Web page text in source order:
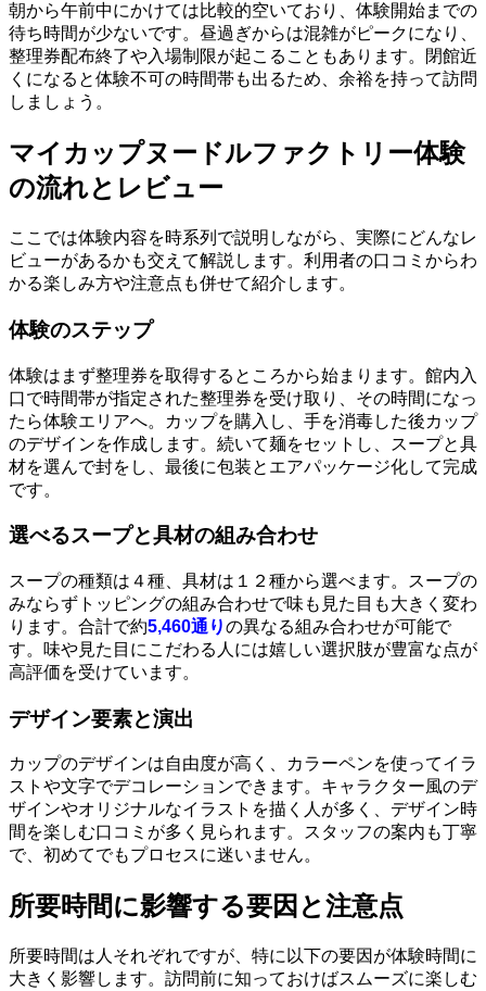
朝から午前中にかけては比較的空いており、体験開始までの
待ち時間が少ないです。昼過ぎからは混雑がピークになり、
整理券配布終了や入場制限が起こることもあります。閉館近
くになると体験不可の時間帯も出るため、余裕を持って訪問
しましょう。
マイカップヌードルファクトリー体験
の流れとレビュー
ここでは体験内容を時系列で説明しながら、実際にどんなレ
ビューがあるかも交えて解説します。利用者の口コミからわ
かる楽しみ方や注意点も併せて紹介します。
体験のステップ
体験はまず整理券を取得するところから始まります。館内入
口で時間帯が指定された整理券を受け取り、その時間になっ
たら体験エリアへ。カップを購入し、手を消毒した後カップ
のデザインを作成します。続いて麺をセットし、スープと具
材を選んで封をし、最後に包装とエアパッケージ化して完成
です。
選べるスープと具材の組み合わせ
スープの種類は４種、具材は１２種から選べます。スープの
みならずトッピングの組み合わせで味も見た目も大きく変わ
ります。合計で約5,460通りの異なる組み合わせが可能で
す。味や見た目にこだわる人には嬉しい選択肢が豊富な点が
高評価を受けています。
デザイン要素と演出
カップのデザインは自由度が高く、カラーペンを使ってイラ
ストや文字でデコレーションできます。キャラクター風のデ
ザインやオリジナルなイラストを描く人が多く、デザイン時
間を楽しむ口コミが多く見られます。スタッフの案内も丁寧
で、初めてでもプロセスに迷いません。
所要時間に影響する要因と注意点
所要時間は人それぞれですが、特に以下の要因が体験時間に
大きく影響します。訪問前に知っておけばスムーズに楽しむ